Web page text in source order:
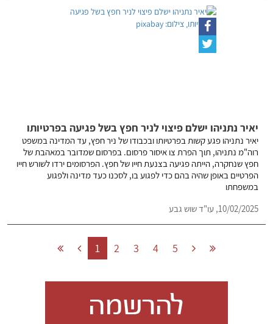
יאיר נתניהו ישלם פיצוי לניר חפץ בשל פגיעה בפרטיותו
יאיר נתניהו פגע קשות בפרטיותו ובכבודו של ניר חפץ, עד המדינה במשפט
רוה"מ נתניהו, תוך הפרת צו איסור פרסום. בפרסום שמדובר במאהבת של
חפץ שנחקרה, הייתה פגיעה בצנעת חייו של חפץ. הפרסומים ירדו לשורש חייו
הפרטיים באופן שהיה בהם כדי לפגוע בו, לסכנו כעד מדינה ולפגוע
במשפחתו
10/02/2025, עו"ד שוש גבע
1 2 3 4 5